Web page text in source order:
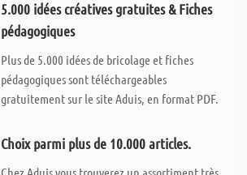
5.000 idées créatives gratuites & Fiches
pédagogiques
Plus de 5.000 idées de bricolage et fiches
pédagogiques sont téléchargeables
gratuitement sur le site Aduis, en format PDF.
Choix parmi plus de 10.000 articles.